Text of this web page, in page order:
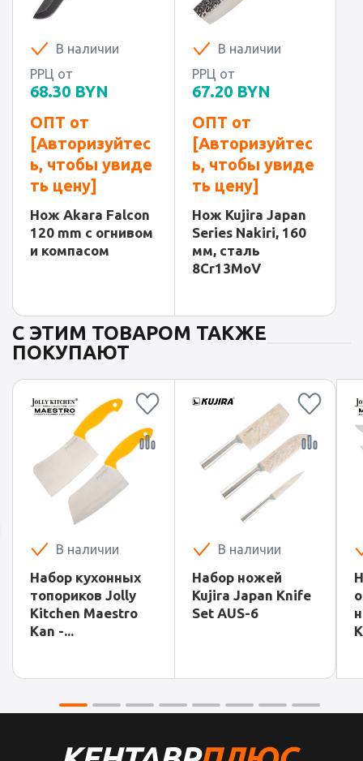
В наличии
РРЦ от
68.30 BYN
ОПТ от
[Авторизуйтес
ь, чтобы увиде
ть цену]
Нож Akara Falcon
120 mm с огнивом
и компасом
В наличии
РРЦ от
67.20 BYN
ОПТ от
[Авторизуйтес
ь, чтобы увиде
ть цену]
Нож Kujira Japan
Series Nakiri, 160
мм, сталь
8Cr13MoV
С ЭТИМ ТОВАРОМ ТАКЖЕ
ПОКУПАЮТ
В наличии
Набор кухонных
топориков Jolly
Kitchen Maestro
Kan -...
В наличии
Набор ножей
Kujira Japan Knife
Set AUS-6